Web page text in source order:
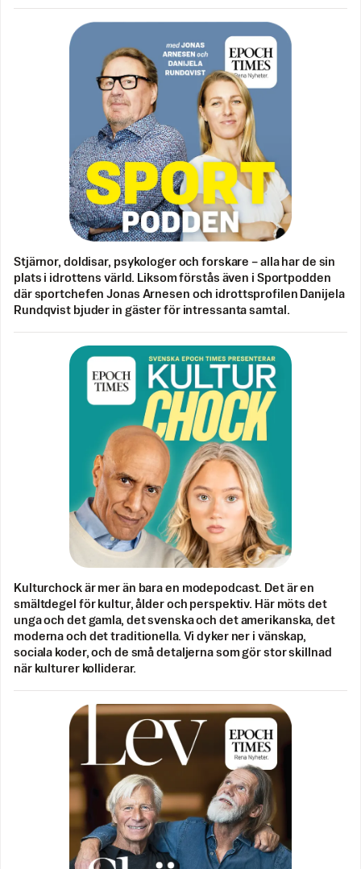
Stjärnor, doldisar, psykologer och forskare – alla har de sin
plats i idrottens värld. Liksom förstås även i Sportpodden
där sportchefen Jonas Arnesen och idrottsprofilen Danijela
Rundqvist bjuder in gäster för intressanta samtal.
Kulturchock är mer än bara en modepodcast. Det är en
smältdegel för kultur, ålder och perspektiv. Här möts det
unga och det gamla, det svenska och det amerikanska, det
moderna och det traditionella. Vi dyker ner i vänskap,
sociala koder, och de små detaljerna som gör stor skillnad
när kulturer kolliderar.